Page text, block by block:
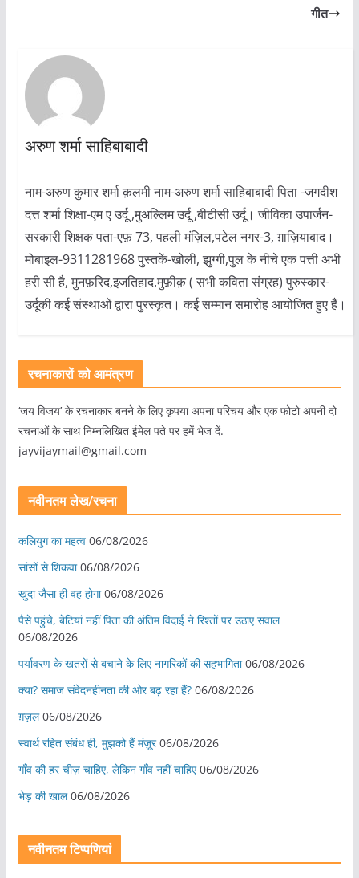
गीत
अरुण शर्मा साहिबाबादी
नाम-अरुण कुमार शर्मा क़लमी नाम-अरुण शर्मा साहिबाबादी पिता -जगदीश
दत्त शर्मा शिक्षा-एम ए उर्दू ,मुअल्लिम उर्दू ,बीटीसी उर्दू। जीविका उपार्जन-
सरकारी शिक्षक पता-एफ़ 73, पहली मंज़िल,पटेल नगर-3, ग़ाज़ियाबाद।
मोबाइल-9311281968 पुस्तकें-खोली, झुग्गी,पुल के नीचे एक पत्ती अभी
हरी सी है, मुनफ़रिद,इजतिहाद.मुफ़ीक़ ( सभी कविता संग्रह) पुरुस्कार-
उर्दूकी कई संस्थाओं द्वारा पुरस्कृत। कई सम्मान समारोह आयोजित हुए हैं।
रचनाकारों को आमंत्रण
‘जय विजय’ के रचनाकार बनने के लिए कृपया अपना परिचय और एक फोटो अपनी दो
रचनाओं के साथ निम्नलिखित ईमेल पते पर हमें भेज दें.
jayvijaymail@gmail.com
नवीनतम लेख/रचना
कलियुग का महत्व 06/08/2026
सांसों से शिकवा 06/08/2026
खुदा जैसा ही वह होगा 06/08/2026
पैसे पहुंचे, बेटियां नहीं पिता की अंतिम विदाई ने रिश्तों पर उठाए सवाल
06/08/2026
पर्यावरण के खतरों से बचाने के लिए नागरिकों की सहभागिता 06/08/2026
क्या? समाज संवेदनहीनता की ओर बढ़ रहा हैं? 06/08/2026
ग़ज़ल 06/08/2026
स्वार्थ रहित संबंध ही, मुझको हैं मंज़ूर 06/08/2026
गाँव की हर चीज़ चाहिए, लेकिन गाँव नहीं चाहिए 06/08/2026
भेड़ की खाल 06/08/2026
नवीनतम टिप्पणियां